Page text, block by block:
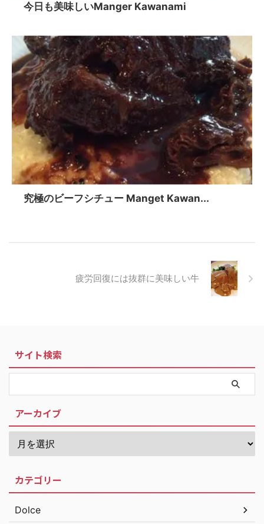
今日も美味しいManger Kawanami
究極のビーフシチュー Manget Kawan...
疲労回復には抜群に美味しい牛
サイト検索
アーカイブ
カテゴリー
Dolce